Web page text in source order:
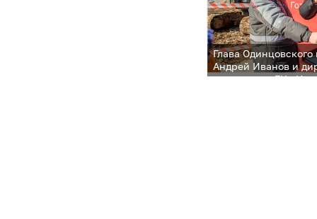
Глава Одинцовского
Андрей Иванов и
управления ГК